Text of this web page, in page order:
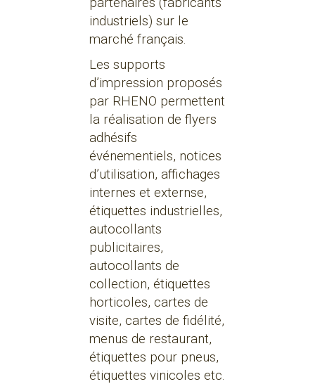
industriels) sur le
marché français.
Les supports
d’impression proposés
par RHENO permettent
la réalisation de flyers
adhésifs
événementiels, notices
d’utilisation, affichages
internes et externse,
étiquettes industrielles,
autocollants
publicitaires,
autocollants de
collection, étiquettes
horticoles, cartes de
visite, cartes de fidélité,
menus de restaurant,
étiquettes pour pneus,
étiquettes vinicoles etc.